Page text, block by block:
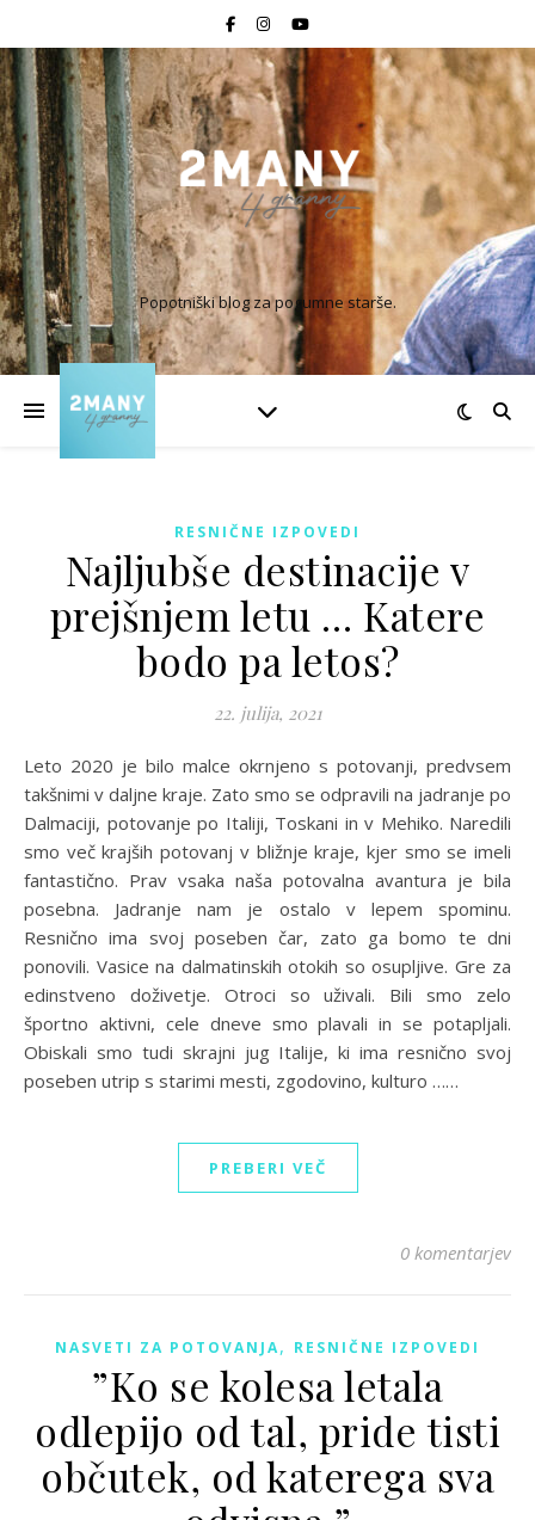
Popotniški blog za pogumne starše.
RESNIČNE IZPOVEDI
Najljubše destinacije v
prejšnjem letu … Katere
bodo pa letos?
22. julija, 2021
Leto 2020 je bilo malce okrnjeno s potovanji, predvsem
takšnimi v daljne kraje. Zato smo se odpravili na jadranje po
Dalmaciji, potovanje po Italiji, Toskani in v Mehiko. Naredili
smo več krajših potovanj v bližnje kraje, kjer smo se imeli
fantastično. Prav vsaka naša potovalna avantura je bila
posebna. Jadranje nam je ostalo v lepem spominu.
Resnično ima svoj poseben čar, zato ga bomo te dni
ponovili. Vasice na dalmatinskih otokih so osupljive. Gre za
edinstveno doživetje. Otroci so uživali. Bili smo zelo
športno aktivni, cele dneve smo plavali in se potapljali.
Obiskali smo tudi skrajni jug Italije, ki ima resnično svoj
poseben utrip s starimi mesti, zgodovino, kulturo ……
PREBERI VEČ
0 komentarjev
NASVETI ZA POTOVANJA, RESNIČNE IZPOVEDI
”Ko se kolesa letala
odlepijo od tal, pride tisti
občutek, od katerega sva